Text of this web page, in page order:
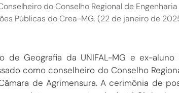
do Conselho Regional de
Públicas do Crea-MG. (22 de janeiro de
Geografia da UNIFAL-MG e ex-
como conselheiro do Conselho
de Agrimensura. A cerimônia de